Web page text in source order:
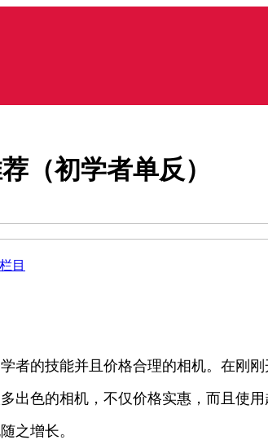
（初学者单反）
目
者的技能并且价格合理的相机。在刚
出色的相机，不仅价格实惠，而且使
之增长。